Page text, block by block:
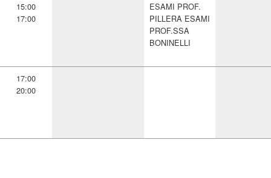
15:00
17:00
ESAMI PROF.
PILLERA ESAMI
PROF.SSA
BONINELLI
17:00
20:00